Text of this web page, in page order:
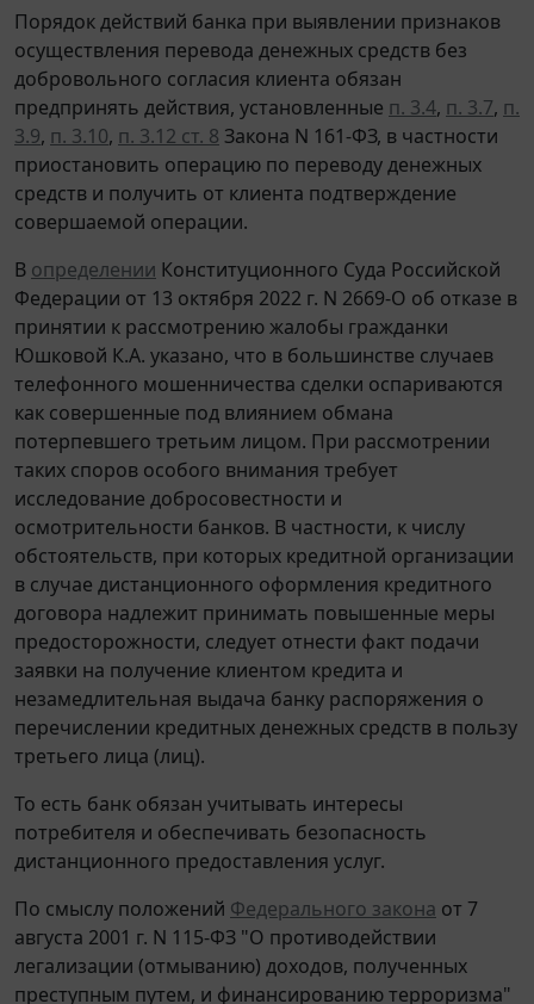
Порядок действий банка при выявлении признаков
осуществления перевода денежных средств без
добровольного согласия клиента обязан
предпринять действия, установленные п. 3.4, п. 3.7, п.
3.9, п. 3.10, п. 3.12 ст. 8 Закона N 161-ФЗ, в частности
приостановить операцию по переводу денежных
средств и получить от клиента подтверждение
совершаемой операции.
В определении Конституционного Суда Российской
Федерации от 13 октября 2022 г. N 2669-О об отказе в
принятии к рассмотрению жалобы гражданки
Юшковой К.А. указано, что в большинстве случаев
телефонного мошенничества сделки оспариваются
как совершенные под влиянием обмана
потерпевшего третьим лицом. При рассмотрении
таких споров особого внимания требует
исследование добросовестности и
осмотрительности банков. В частности, к числу
обстоятельств, при которых кредитной организации
в случае дистанционного оформления кредитного
договора надлежит принимать повышенные меры
предосторожности, следует отнести факт подачи
заявки на получение клиентом кредита и
незамедлительная выдача банку распоряжения о
перечислении кредитных денежных средств в пользу
третьего лица (лиц).
То есть банк обязан учитывать интересы
потребителя и обеспечивать безопасность
дистанционного предоставления услуг.
По смыслу положений Федерального закона от 7
августа 2001 г. N 115-ФЗ "О противодействии
легализации (отмыванию) доходов, полученных
преступным путем, и финансированию терроризма"